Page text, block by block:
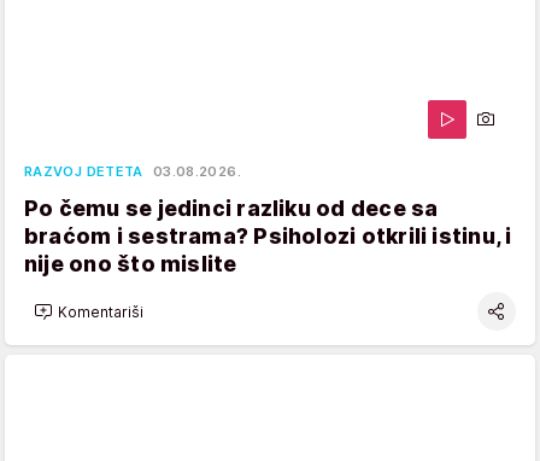
RAZVOJ DETETA 03.08.2026.
Po čemu se jedinci razliku od dece sa
braćom i sestrama? Psiholozi otkrili istinu, i
nije ono što mislite
Komentariši